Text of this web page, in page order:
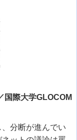
国際大学GLOCOM
分断が進んでい